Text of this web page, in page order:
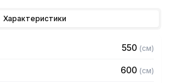
AISI 430 толщиной 0,8 мм
Характеристики
550 (см)
600 (см)